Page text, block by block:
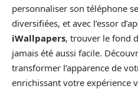
personnaliser son téléphone
diversifiées, et avec l’essor
iWallpapers, trouver le fond
jamais été aussi facile.
transformer l’apparence de
enrichissant votre expérience